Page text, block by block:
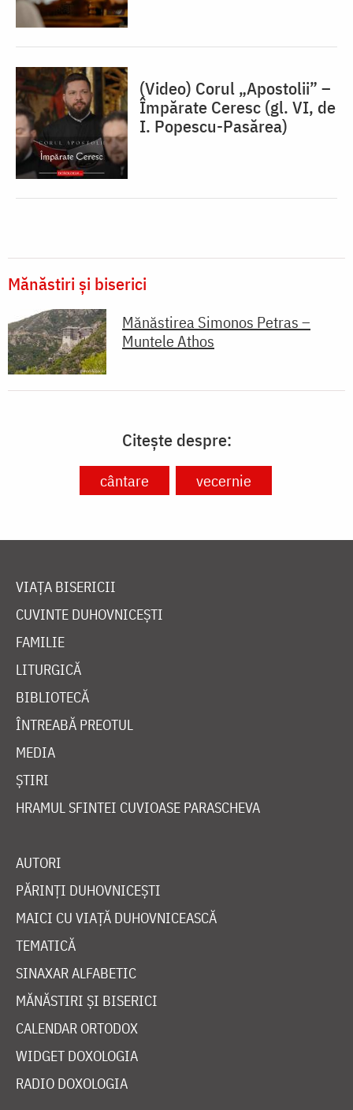
(Video) Corul „Apostolii” –
⁠Împărate Ceresc (gl. VI, de
I. Popescu-Pasărea)
Mănăstiri și biserici
Mănăstirea Simonos Petras –
Muntele Athos
Citește despre:
cântare vecernie
VIAȚA BISERICII
CUVINTE DUHOVNICEȘTI
FAMILIE
LITURGICĂ
BIBLIOTECĂ
ÎNTREABĂ PREOTUL
MEDIA
ȘTIRI
HRAMUL SFINTEI CUVIOASE PARASCHEVA
AUTORI
PĂRINȚI DUHOVNICEȘTI
MAICI CU VIAȚĂ DUHOVNICEASCĂ
TEMATICĂ
SINAXAR ALFABETIC
MĂNĂSTIRI ȘI BISERICI
CALENDAR ORTODOX
WIDGET DOXOLOGIA
RADIO DOXOLOGIA